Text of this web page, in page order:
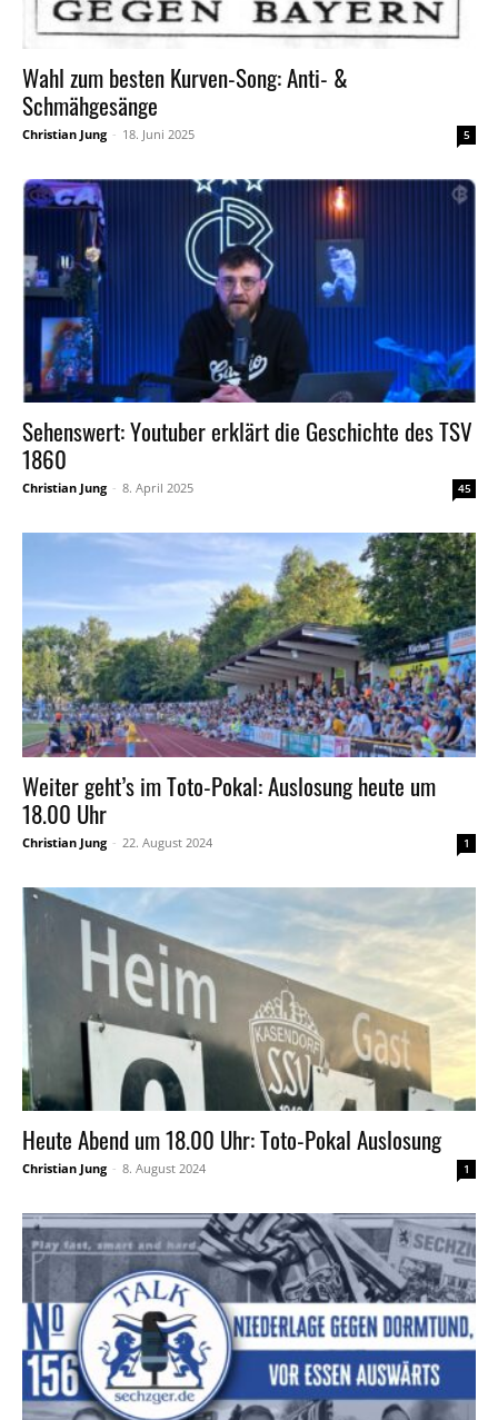
Wahl zum besten Kurven-Song: Anti- &
Schmähgesänge
Christian Jung - 18. Juni 2025 5
Sehenswert: Youtuber erklärt die Geschichte des TSV
1860
Christian Jung - 8. April 2025 45
Weiter geht’s im Toto-Pokal: Auslosung heute um
18.00 Uhr
Christian Jung - 22. August 2024 1
Heute Abend um 18.00 Uhr: Toto-Pokal Auslosung
Christian Jung - 8. August 2024 1